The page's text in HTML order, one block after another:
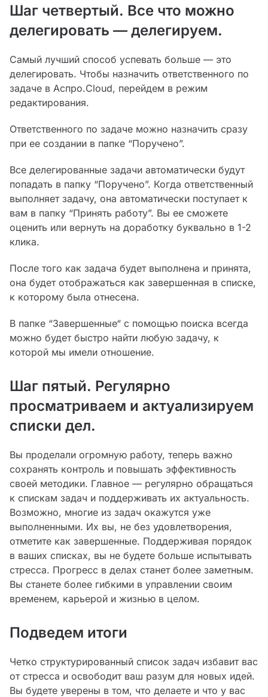
Шаг четвертый. Все что можно
делегировать — делегируем.
Самый лучший способ успевать больше — это
делегировать. Чтобы назначить ответственного по
задаче в Аспро.Cloud, перейдем в режим
редактирования.
Ответственного по задаче можно назначить сразу
при ее создании в папке “Поручено”.
Все делегированные задачи автоматически будут
попадать в папку “Поручено”. Когда ответственный
выполняет задачу, она автоматически поступает к
вам в папку “Принять работу”. Вы ее сможете
оценить или вернуть на доработку буквально в 1-2
клика.
После того как задача будет выполнена и принята,
она будет отображаться как завершенная в списке,
к которому была отнесена.
В папке “Завершенные“ с помощью поиска всегда
можно будет быстро найти любую задачу, к
которой мы имели отношение.
Шаг пятый. Регулярно
просматриваем и актуализируем
списки дел.
Вы проделали огромную работу, теперь важно
сохранять контроль и повышать эффективность
своей методики. Главное — регулярно обращаться
к спискам задач и поддерживать их актуальность.
Возможно, многие из задач окажутся уже
выполненными. Их вы, не без удовлетворения,
отметите как завершенные. Поддерживая порядок
в ваших списках, вы не будете больше испытывать
стресса. Прогресс в делах станет более заметным.
Вы станете более гибкими в управлении своим
временем, карьерой и жизнью в целом.
Подведем итоги
Четко структурированный список задач избавит вас
от стресса и освободит ваш разум для новых идей.
Вы будете уверены в том, что делаете и что у вас